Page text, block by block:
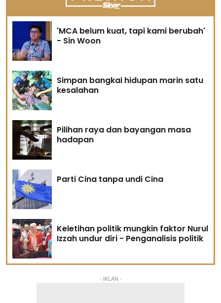
'MCA belum kuat, tapi kami berubah'
- Sin Woon
Simpan bangkai hidupan marin satu
kesalahan
Pilihan raya dan bayangan masa
hadapan
Parti Cina tanpa undi Cina
Keletihan politik mungkin faktor Nurul
Izzah undur diri - Penganalisis politik
- IKLAN -